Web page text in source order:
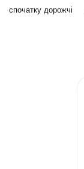
спочатку дорожчі